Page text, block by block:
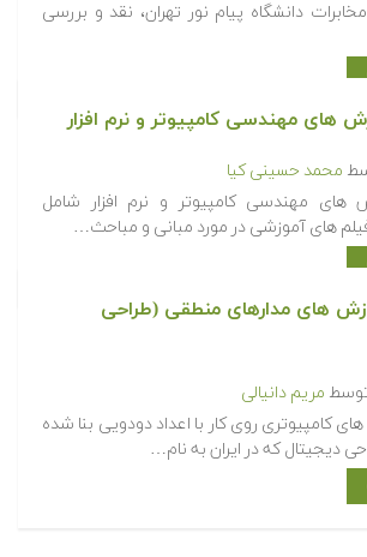
دانشگاه پیام نور تهران، نقد و بررسی
های مهندسی کامپیوتر و نرم افزار
محمد حسینی کیا
های مهندسی کامپیوتر و نرم افزار شامل
های آموزشی در مورد مبانی و مباحث…
های مدارهای منطقی (طراحی
مریم دانیالی
کامپیوتری روی کار با اعداد دودویی بنا شده
دیجیتال که در ایران به نام…